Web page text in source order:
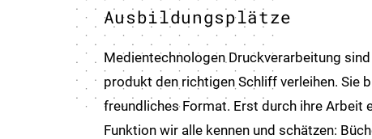
Ausbildungsplätze
Medientechnologen Druckverarbeitung
produkt den richtigen Schliff verleihen. Sie
freundliches Format. Erst durch ihre Arbeit
Funktion wir alle kennen und schätzen: